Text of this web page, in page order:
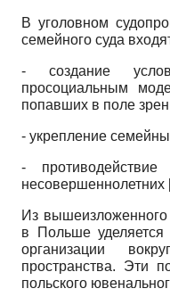
В уголовном
семейного суда
- создание
просоциальным
попавших в поле
- укрепление
-
несовершеннолетних
Из
в Польше уделяется
организации
пространства. Эти
польского